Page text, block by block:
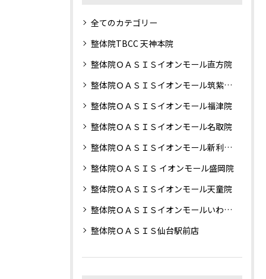
全てのカテゴリー
整体院TBCC 天神本院
整体院ＯＡＳＩＳイオンモール直方院
整体院ＯＡＳＩＳイオンモール筑紫野院
整体院ＯＡＳＩＳイオンモール福津院
整体院ＯＡＳＩＳイオンモール名取院
整体院ＯＡＳＩＳイオンモール新利府南館院
整体院ＯＡＳＩＳ イオンモール盛岡院
整体院ＯＡＳＩＳイオンモール天童院
整体院ＯＡＳＩＳイオンモールいわき小名浜院
整体院ＯＡＳＩＳ仙台駅前店